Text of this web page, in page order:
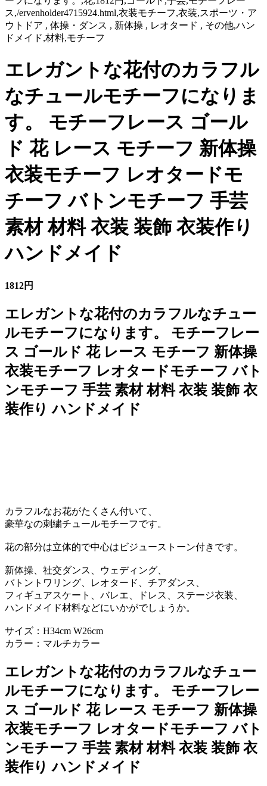
ス,/ervenholder4715924.html,衣装モチーフ,衣装,スポーツ・ア
ウトドア , 体操・ダンス , 新体操 , レオタード , その他,ハン
ドメイド,材料,モチーフ
エレガントな花付のカラフル
なチュールモチーフになりま
す。 モチーフレース ゴール
ド 花 レース モチーフ 新体操
衣装モチーフ レオタードモ
チーフ バトンモチーフ 手芸
素材 材料 衣装 装飾 衣装作り
ハンドメイド
1812円
エレガントな花付のカラフルなチュー
ルモチーフになります。 モチーフレー
ス ゴールド 花 レース モチーフ 新体操
衣装モチーフ レオタードモチーフ バト
ンモチーフ 手芸 素材 材料 衣装 装飾 衣
装作り ハンドメイド
カラフルなお花がたくさん付いて、
豪華なの刺繍チュールモチーフです。
花の部分は立体的で中心はビジューストーン付きです。
新体操、社交ダンス、ウェディング、
バトントワリング、レオタード、チアダンス、
フィギュアスケート、バレエ、ドレス、ステージ衣装、
ハンドメイド材料などにいかがでしょうか。
サイズ：H34cm W26cm
カラー：マルチカラー
エレガントな花付のカラフルなチュー
ルモチーフになります。 モチーフレー
ス ゴールド 花 レース モチーフ 新体操
衣装モチーフ レオタードモチーフ バト
ンモチーフ 手芸 素材 材料 衣装 装飾 衣
装作り ハンドメイド